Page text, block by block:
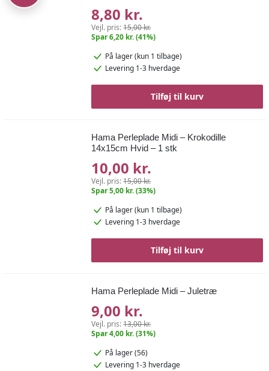
8,80 kr.
Vejl. pris:15,00 kr.
Spar 6,20 kr. (41%)
På lager(kun 1 tilbage)
Levering 1-3 hverdage
Tilføj til kurv
Hama Perleplade Midi – Krokodille
14x15cm Hvid – 1 stk
10,00 kr.
Vejl. pris:15,00 kr.
Spar 5,00 kr. (33%)
På lager(kun 1 tilbage)
Levering 1-3 hverdage
Tilføj til kurv
Hama Perleplade Midi – Juletræ
9,00 kr.
Vejl. pris:13,00 kr.
Spar 4,00 kr. (31%)
På lager (56)
Levering 1-3 hverdage